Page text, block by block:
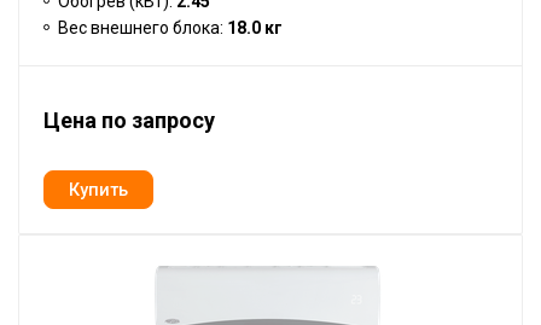
Вес внешнего блока: 18.0 кг
Цена по запросу